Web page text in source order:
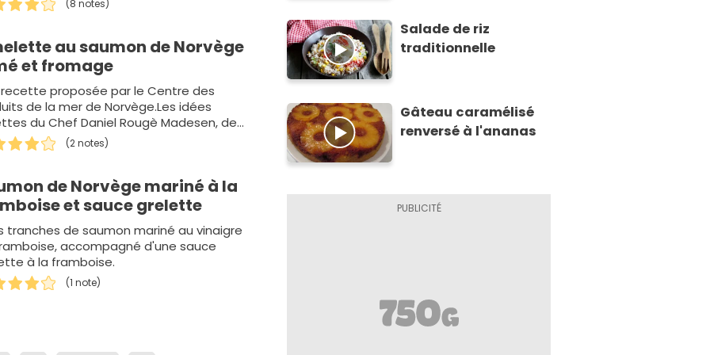
(8 notes)
au saumon de Norvège
et fromage
recette proposée par le Centre des
de la mer de Norvège.Les idées
du Chef Daniel Rougè Madesen, des
simples à cuisiner tous les jours…
(2 notes)
de Norvège mariné à la
et sauce grelette
tranches de saumon mariné au vinaigre
accompagné d'une sauce
à la framboise.
(1 note)
Salade de riz
traditionnelle
Gâteau caramélisé
renversé à l'ananas